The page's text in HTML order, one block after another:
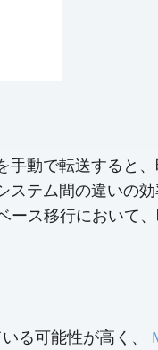
動で転送すると
テム間の違いの
ス移行において
る可能性が高く、